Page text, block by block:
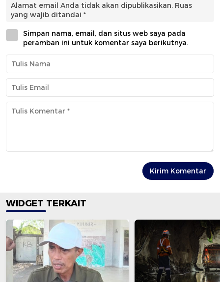
Alamat email Anda tidak akan dipublikasikan. Ruas
yang wajib ditandai *
Simpan nama, email, dan situs web saya pada
peramban ini untuk komentar saya berikutnya.
WIDGET TERKAIT